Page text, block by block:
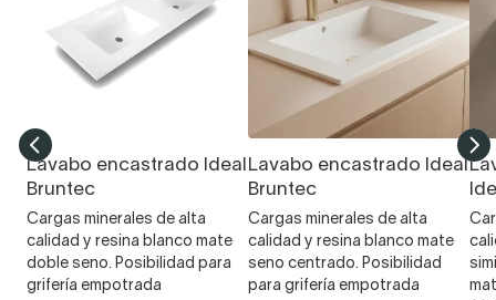
Lavabo encastrado Ideal
Bruntec
Cargas minerales de alta
calidad y resina blanco mate
doble seno. Posibilidad para
grifería empotrada
Lavabo encastrado Ideal
Bruntec
Cargas minerales de alta
calidad y resina blanco mate
seno centrado. Posibilidad
para grifería empotrada